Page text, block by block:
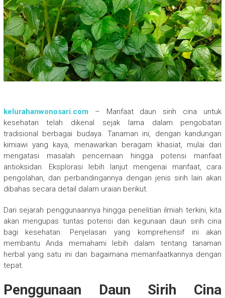
kelurahanwonosari.com – Manfaat daun sirih cina untuk
kesehatan telah dikenal sejak lama dalam pengobatan
tradisional berbagai budaya. Tanaman ini, dengan kandungan
kimiawi yang kaya, menawarkan beragam khasiat, mulai dari
mengatasi masalah pencernaan hingga potensi manfaat
antioksidan. Eksplorasi lebih lanjut mengenai manfaat, cara
pengolahan, dan perbandingannya dengan jenis sirih lain akan
dibahas secara detail dalam uraian berikut.
Dari sejarah penggunaannya hingga penelitian ilmiah terkini, kita
akan mengupas tuntas potensi dan kegunaan daun sirih cina
bagi kesehatan. Penjelasan yang komprehensif ini akan
membantu Anda memahami lebih dalam tentang tanaman
herbal yang satu ini dan bagaimana memanfaatkannya dengan
tepat.
Penggunaan Daun Sirih Cina